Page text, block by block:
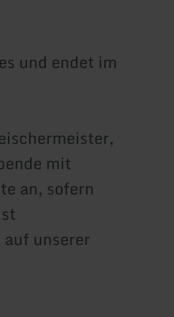
und endet im
mit
an, sofern
unserer